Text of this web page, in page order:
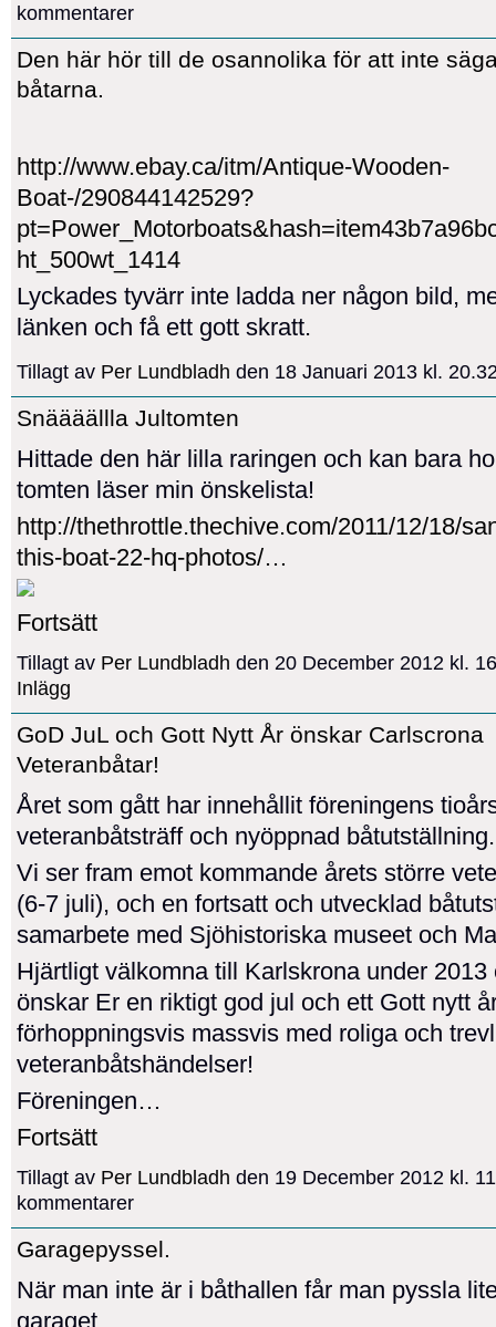
kommentarer
Den här hör till de osannolika för att inte
båtarna.
http://www.ebay.ca/itm/Antique-Wooden-
Boat-/290844142529?
ht_500wt_1414
Lyckades tyvärr inte ladda ner någon bild,
länken och få ett gott skratt.
Tillagt av Per Lundbladh den 18 Januari 2013 kl.
Snäääällla Jultomten
Hittade den här lilla raringen och kan bara
tomten läser min önskelista!
http://thethrottle.thechive.com/2011/12/18/
this-boat-22-hq-photos/…
Fortsätt
Tillagt av Per Lundbladh den 20 December 2012 kl.
Inlägg
GoD JuL och Gott Nytt År önskar Carlscrona
Veteranbåtar!
Året som gått har innehållit föreningens
veteranbåtsträff och nyöppnad båtutställning.
Vi ser fram emot kommande årets större
(6-7 juli), och en fortsatt och utvecklad
samarbete med Sjöhistoriska museet och
Hjärtligt välkomna till Karlskrona under 2013
önskar Er en riktigt god jul och ett Gott nytt
förhoppningsvis massvis med roliga och
veteranbåtshändelser!
Föreningen…
Fortsätt
Tillagt av Per Lundbladh den 19 December 2012 kl.
kommentarer
Garagepyssel.
När man inte är i båthallen får man pyssla
garaget.